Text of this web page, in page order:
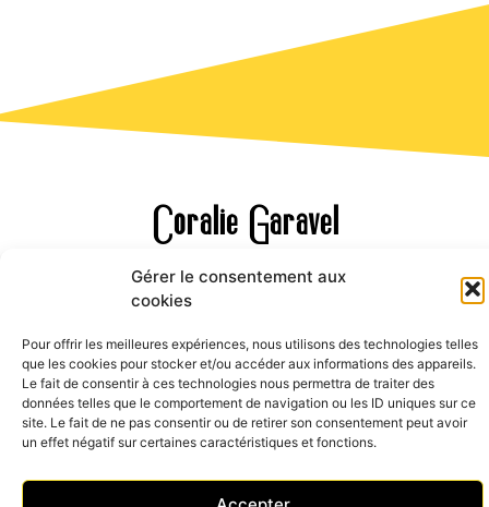
Gérer le consentement aux
cookies
Pour offrir les meilleures expériences, nous utilisons des technologies telles
que les cookies pour stocker et/ou accéder aux informations des appareils.
Le fait de consentir à ces technologies nous permettra de traiter des
données telles que le comportement de navigation ou les ID uniques sur ce
site. Le fait de ne pas consentir ou de retirer son consentement peut avoir
un effet négatif sur certaines caractéristiques et fonctions.
Coralie Garavel
Photographe d'émotions au coeur du beaujolais
Laissez-vous porter par des images différentes.
Photographe Macon Villefranche Lyon